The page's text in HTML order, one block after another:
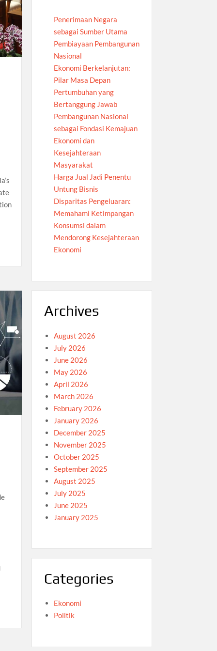
Penerimaan Negara
sebagai Sumber Utama
Pembiayaan Pembangunan
Nasional
Ekonomi Berkelanjutan:
Pilar Masa Depan
Pertumbuhan yang
Bertanggung Jawab
Pembangunan Nasional
sebagai Fondasi Kemajuan
Ekonomi dan
Kesejahteraan
Masyarakat
Harga Jual Jadi Penentu
Untung Bisnis
Disparitas Pengeluaran:
Memahami Ketimpangan
Konsumsi dalam
Mendorong Kesejahteraan
Ekonomi
Archives
August 2026
July 2026
June 2026
May 2026
April 2026
March 2026
February 2026
January 2026
December 2025
November 2025
October 2025
September 2025
August 2025
July 2025
June 2025
January 2025
Categories
Ekonomi
Politik